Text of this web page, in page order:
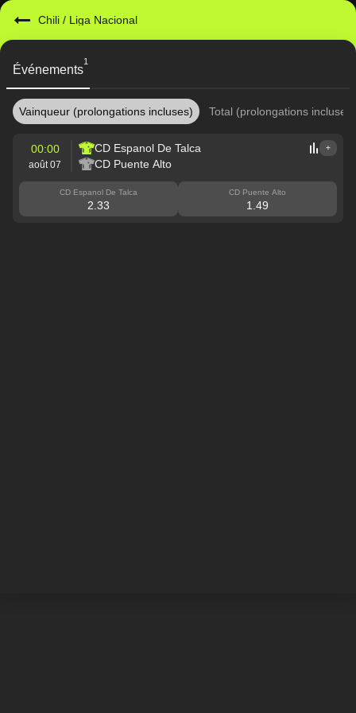
Chili / Liga Nacional
Événements
1
Vainqueur (prolongations incluses) Total (prolongations incluses)
00:00
août 07
CD Espanol De Talca
CD Puente Alto
+
CD Espanol De Talca
2.33
CD Puente Alto
1.49